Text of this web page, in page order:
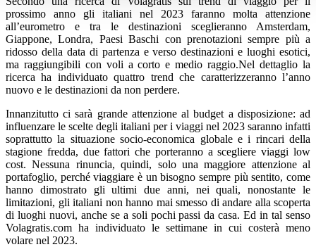
prossimo anno gli italiani nel 2023 faranno molta attenzione
all’eurometro e tra le destinazioni sceglieranno Amsterdam,
Giappone, Londra, Paesi Baschi con prenotazioni sempre più a
ridosso della data di partenza e verso destinazioni e luoghi esotici,
ma raggiungibili con voli a corto e medio raggio.Nel dettaglio la
ricerca ha individuato quattro trend che caratterizzeranno l’anno
nuovo e le destinazioni da non perdere.
Innanzitutto ci sarà grande attenzione al budget a disposizione: ad
influenzare le scelte degli italiani per i viaggi nel 2023 saranno infatti
soprattutto la situazione socio-economica globale e i rincari della
stagione fredda, due fattori che porteranno a scegliere viaggi low
cost. Nessuna rinuncia, quindi, solo una maggiore attenzione al
portafoglio, perché viaggiare è un bisogno sempre più sentito, come
hanno dimostrato gli ultimi due anni, nei quali, nonostante le
limitazioni, gli italiani non hanno mai smesso di andare alla scoperta
di luoghi nuovi, anche se a soli pochi passi da casa. Ed in tal senso
Volagratis.com ha individuato le settimane in cui costerà meno
volare nel 2023.